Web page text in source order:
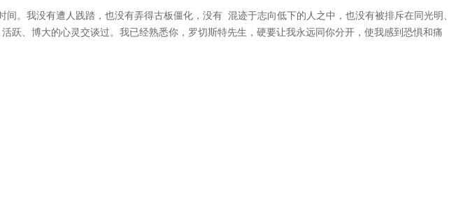
我没有遭人践踏，也没有弄得古板僵化，没有 混迹于志向低下的人之中，也没有被排斥在同光明、
、博大的心灵交谈过。我已经熟悉你，罗切斯特先生，硬要让我永远同你分开，使我感到恐惧和痛